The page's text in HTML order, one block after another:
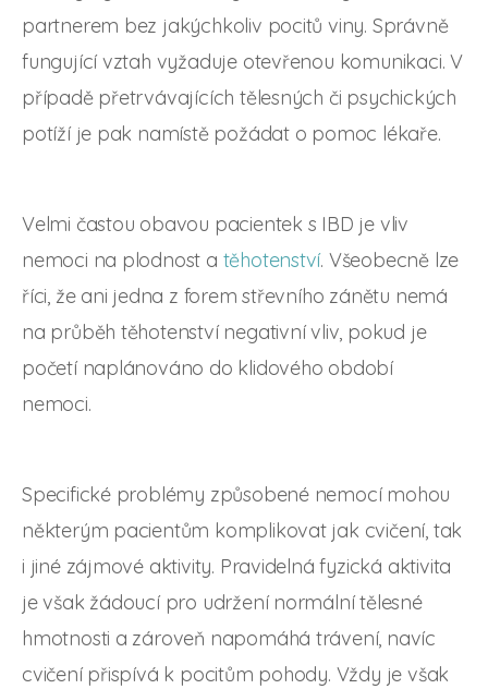
partnerem bez jakýchkoliv pocitů viny. Správně
fungující vztah vyžaduje otevřenou komunikaci. V
případě přetrvávajících tělesných či psychických
potíží je pak namístě požádat o pomoc lékaře.
Velmi častou obavou pacientek s IBD je vliv
nemoci na plodnost a těhotenství. Všeobecně lze
říci, že ani jedna z forem střevního zánětu nemá
na průběh těhotenství negativní vliv, pokud je
početí naplánováno do klidového období
nemoci.
Specifické problémy způsobené nemocí mohou
některým pacientům komplikovat jak cvičení, tak
i jiné zájmové aktivity. Pravidelná fyzická aktivita
je však žádoucí pro udržení normální tělesné
hmotnosti a zároveň napomáhá trávení, navíc
cvičení přispívá k pocitům pohody. Vždy je však